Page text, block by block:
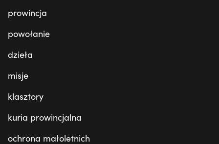
prowincja
powołanie
dzieła
misje
klasztory
kuria prowincjalna
ochrona małoletnich